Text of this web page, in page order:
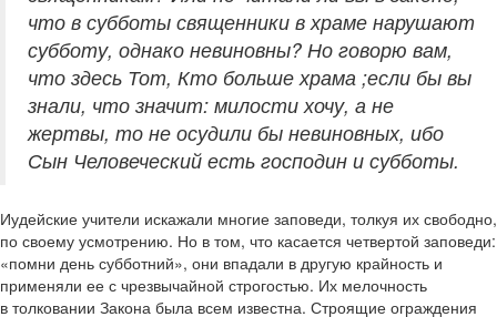
что в субботы священники в храме нарушают
субботу, однако невиновны? Но говорю вам,
что здесь Тот, Кто больше храма ;если бы вы
знали, что значит: милости хочу, а не
жертвы, то не осудили бы невиновных, ибо
Сын Человеческий есть господин и субботы.
Иудейские учители искажали многие заповеди, толкуя их свободно,
по своему усмотрению. Но в том, что касается четвертой заповеди:
«помни день субботний», они впадали в другую крайность и
применяли ее с чрезвычайной строгостью. Их мелочность
в толковании Закона была всем известна. Строящие ограждения